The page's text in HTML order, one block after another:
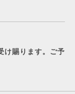
け賜ります。ご予